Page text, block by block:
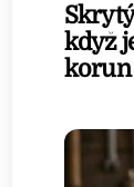
když
korun